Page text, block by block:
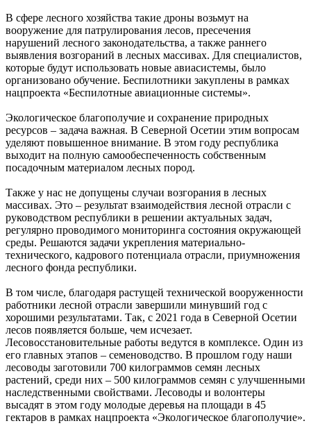
В сфере лесного хозяйства такие дроны возьмут на
вооружение для патрулирования лесов, пресечения
нарушений лесного законодательства, а также раннего
выявления возгораний в лесных массивах. Для специалистов,
которые будут использовать новые авиасистемы, было
организовано обучение. Беспилотники закуплены в рамках
нацпроекта «Беспилотные авиационные системы».
Экологическое благополучие и сохранение природных
ресурсов – задача важная. В Северной Осетии этим вопросам
уделяют повышенное внимание. В этом году республика
выходит на полную самообеспеченность собственным
посадочным материалом лесных пород.
Также у нас не допущены случаи возгорания в лесных
массивах. Это – результат взаимодействия лесной отрасли с
руководством республики в решении актуальных задач,
регулярно проводимого мониторинга состояния окружающей
среды. Решаются задачи укрепления материально-
технического, кадрового потенциала отрасли, приумножения
лесного фонда республики.
В том числе, благодаря растущей технической вооруженности
работники лесной отрасли завершили минувший год с
хорошими результатами. Так, с 2021 года в Северной Осетии
лесов появляется больше, чем исчезает.
Лесовосстановительные работы ведутся в комплексе. Один из
его главных этапов – семеноводство. В прошлом году наши
лесоводы заготовили 700 килограммов семян лесных
растений, среди них – 500 килограммов семян с улучшенными
наследственными свойствами. Лесоводы и волонтеры
высадят в этом году молодые деревья на площади в 45
гектаров в рамках нацпроекта «Экологическое благополучие».